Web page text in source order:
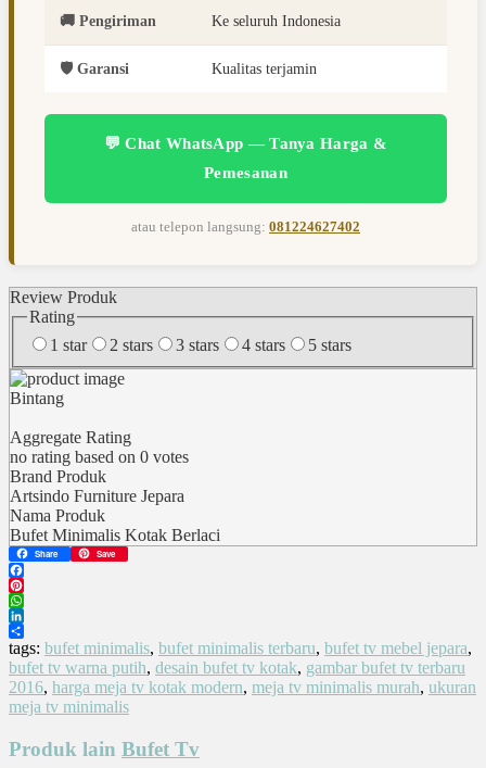
🚚 Pengiriman Ke seluruh Indonesia
🛡️ Garansi Kualitas terjamin
💬 Chat WhatsApp — Tanya Harga &
Pemesanan
atau telepon langsung: 081224627402
Review Produk
Rating
1 star
2 stars 3 stars 4 stars 5 stars
Bintang
Aggregate Rating
no rating based on 0 votes
Brand Produk
Artsindo Furniture Jepara
Nama Produk
Bufet Minimalis Kotak Berlaci
Share Save
Facebook
Pinterest
WhatsApp
LinkedIn
Share
tags: bufet minimalis, bufet minimalis terbaru, bufet tv mebel jepara,
bufet tv warna putih, desain bufet tv kotak, gambar bufet tv terbaru
2016, harga meja tv kotak modern, meja tv minimalis murah, ukuran
meja tv minimalis
Produk lain Bufet Tv